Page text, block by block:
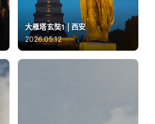
大雁塔玄奘1 | 西安
2026.05.12